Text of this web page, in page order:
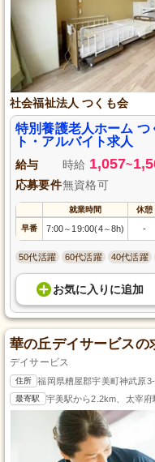
社会福祉法人 つくも会
特別養護老人ホーム
ト・アルバイト求人
給与 時給 1,057~
応募要件無資格可
就業時間 休憩
早番 7:00～ 19:00(4～8h) -
50代活躍 60代活躍 40代活躍
お気に入り に追加
華の丘デイサービスの
デイサービス
住所 福岡県糟屋郡宇美町神武原
最寄駅 宇美駅から2.2km、太宰